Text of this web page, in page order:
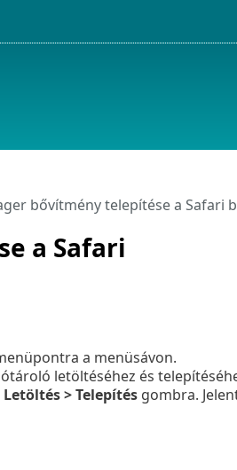
a Safari
bővítmény telepítése a Safari
a menüsávon.
letöltéséhez és
Letöltés > Telepítésgombra.